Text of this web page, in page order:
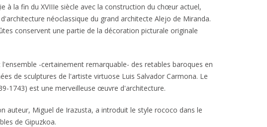
à la fin du XVIIIe siècle avec la construction du chœur actuel,
néoclassique du grand architecte Alejo de Miranda.
conservent une partie de la décoration picturale originale
-certainement remarquable- des retables baroques en
de sculptures de l'artiste virtuose Luis Salvador Carmona. Le
1743) est une merveilleuse œuvre d'architecture.
auteur, Miguel de Irazusta, a introduit le style rococo dans le
de Gipuzkoa.